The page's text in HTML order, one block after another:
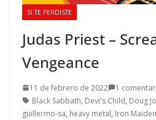
SI TE PERDISTE
Judas Priest –
Vengeance
11 de febrero de 2022
1
Black Sabbath, Devi's Child, Doug
guillermo-sa, heavy metal, Iron Maiden